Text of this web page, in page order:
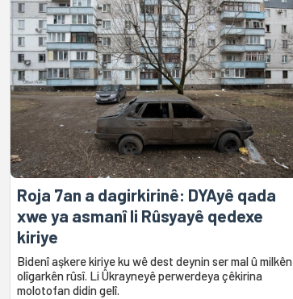
Roja 7an a dagirkirinê: DYAyê qada
xwe ya asmanî li Rûsyayê qedexe
kiriye
Bidenî aşkere kiriye ku wê dest deynin ser mal û milkên
olîgarkên rûsî. Li Ûkrayneyê perwerdeya çêkirina
molotofan didin gelî.